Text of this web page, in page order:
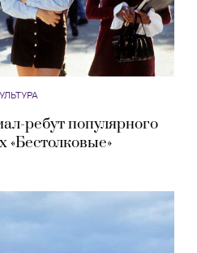
ребут популярного
«Бестолковые»